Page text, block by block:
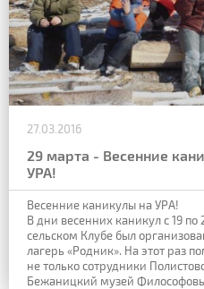
27.03.2016
29 марта - Весенние
УРА!
Весенние каникулы на УРА!
В дни весенних каникул с 19
сельском Клубе был
лагерь «Родник». На этот раз
не только сотрудники
Бежаницкий музей